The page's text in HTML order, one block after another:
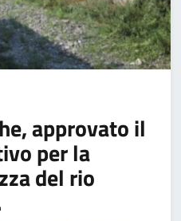
approvato il
per la
del rio